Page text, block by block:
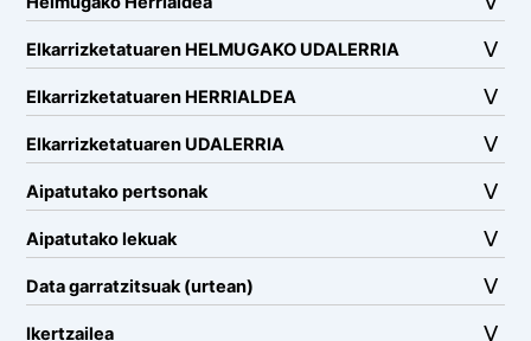
Elkarrizketatuaren HELMUGAKO UDALERRIA
Elkarrizketatuaren HERRIALDEA
Elkarrizketatuaren UDALERRIA
Aipatutako pertsonak
Aipatutako lekuak
Data garratzitsuak (urtean)
Ikertzailea